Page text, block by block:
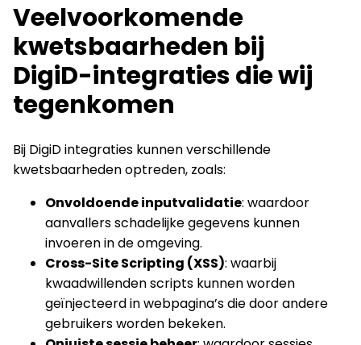
Veelvoorkomende
kwetsbaarheden bij
DigiD-integraties die wij
tegenkomen
Bij DigiD integraties kunnen verschillende
kwetsbaarheden optreden, zoals:
Onvoldoende inputvalidatie: waardoor
aanvallers schadelijke gegevens kunnen
invoeren in de omgeving.
Cross-Site Scripting (XSS): waarbij
kwaadwillenden scripts kunnen worden
geïnjecteerd in webpagina’s die door andere
gebruikers worden bekeken.